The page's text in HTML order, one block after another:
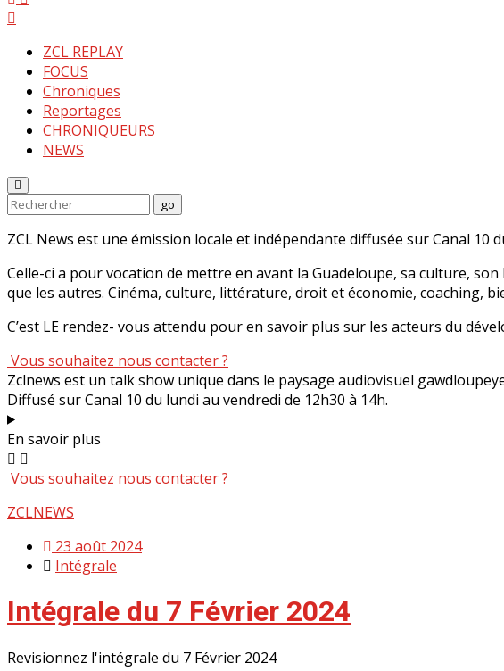
ZCL REPLAY
FOCUS
Chroniques
Reportages
CHRONIQUEURS
NEWS
Enter
Keyword
Search
go
Search
ZCL News est une émission locale et indépendante diffusée sur Canal 10
Celle-ci a pour vocation de mettre en avant la Guadeloupe, sa culture,
que les autres. Cinéma, culture, littérature, droit et économie, coaching,
C’est LE rendez- vous attendu pour en savoir plus sur les acteurs du
Vous souhaitez nous contacter ?
Zclnews est un talk show unique dans le paysage audiovisuel
Diffusé sur Canal 10 du lundi au vendredi de 12h30 à 14h.
En savoir plus
Vous souhaitez nous contacter ?
Skip
content
ZCLNEWS
23 août 2024
Intégrale
Intégrale du 7 Février 2024
Revisionnez l'intégrale du 7 Février 2024